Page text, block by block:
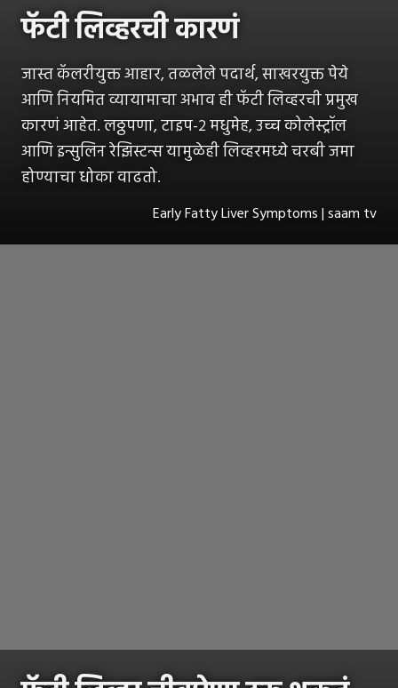
फॅटी लिव्हरची कारणं
जास्त कॅलरीयुक्त आहार, तळलेले पदार्थ, साखरयुक्त पेये
आणि नियमित व्यायामाचा अभाव ही फॅटी लिव्हरची प्रमुख
कारणं आहेत. लठ्ठपणा, टाइप-२ मधुमेह, उच्च कोलेस्ट्रॉल
आणि इन्सुलिन रेझिस्टन्स यामुळेही लिव्हरमध्ये चरबी जमा
होण्याचा धोका वाढतो.
Early Fatty Liver Symptoms | saam tv